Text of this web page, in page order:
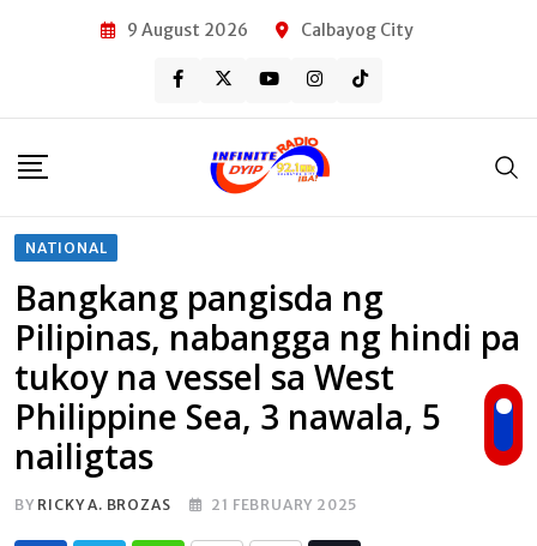
9 August 2026 Calbayog City
NATIONAL
Bangkang pangisda ng
Pilipinas, nabangga ng hindi pa
tukoy na vessel sa West
Philippine Sea, 3 nawala, 5
nailigtas
BY RICKY A. BROZAS 21 FEBRUARY 2025